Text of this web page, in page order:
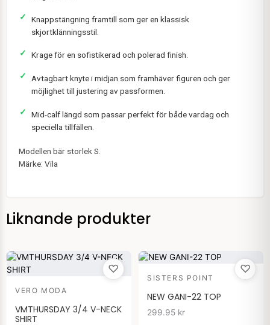
Knappstängning framtill som ger en klassisk
skjortklänningsstil.
Krage för en sofistikerad och polerad finish.
Avtagbart knyte i midjan som framhäver figuren och ger
möjlighet till justering av passformen.
Mid-calf längd som passar perfekt för både vardag och
speciella tillfällen.
Modellen bär storlek S.
Märke: Vila
Liknande produkter
♡
VERO MODA
VMTHURSDAY 3/4 V-NECK
SHIRT
♡
SISTERS POINT
NEW GANI-22 TOP
299.95 kr